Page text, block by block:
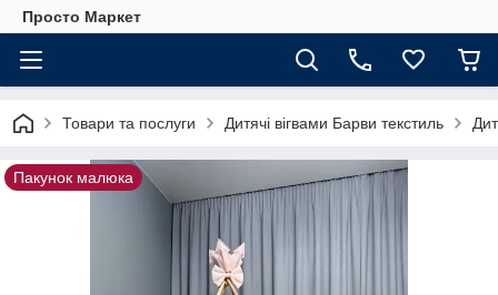
Просто Маркет
Товари та послуги Дитячі вігвами Барви текстиль
Пакунок малюка